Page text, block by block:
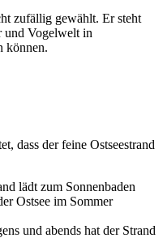
zufällig gewählt. Er steht
und Vogelwelt in
können.
dass der feine Ostseestrand
lädt zum Sonnenbaden
Ostsee im Sommer
und abends hat der Strand